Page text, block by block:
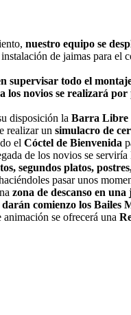
nuestro equipo se
de jaimas para el
supervisar todo el
los novios se realizará
disposición la Barra Libre
realizar un simulacro de
el Cóctel de Bienvenida
de los novios se serviría
segundos platos,
pasar unos
zona de descanso en una
darán comienzo los Bailes
se ofrecerá una